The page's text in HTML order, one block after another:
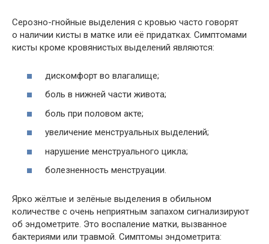
Серозно-гнойные выделения с кровью часто говорят
о наличии кисты в матке или её придатках. Симптомами
кисты кроме кровянистых выделений являются:
дискомфорт во влагалище;
боль в нижней части живота;
боль при половом акте;
увеличение менструальных выделений;
нарушение менструального цикла;
болезненность менструации.
Ярко жёлтые и зелёные выделения в обильном
количестве с очень неприятным запахом сигнализируют
об эндометрите. Это воспаление матки, вызванное
бактериями или травмой. Симптомы эндометрита: